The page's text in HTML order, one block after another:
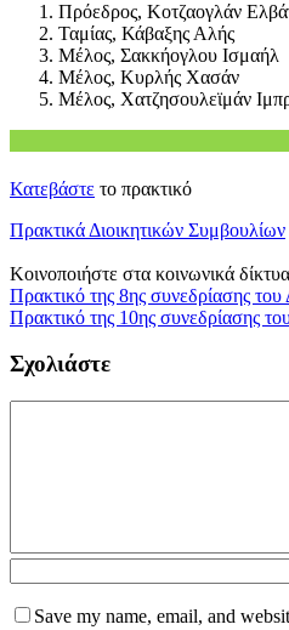
Πρόεδρος, Κοτζαογλάν
Ταμίας, Κάβαξης Αλής
Μέλος, Σακκήογλου Ισμαήλ
Μέλος, Κυρλής Χασάν
Μέλος, Χατζησουλεϊμάν
Κατεβάστε το πρακτικό
Πρακτικά Διοικητικών Συμβουλίων
Κοινοποιήστε στα κοινωνικά
Πρακτικό της 8ης συνεδρίασης
Πρακτικό της 10ης συνεδρίασης
Σχολιάστε
Save my name, email, and